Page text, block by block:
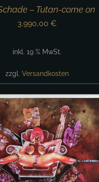
– Tutan-come on
3.990,00 €
inkl. 19 % MwSt.
zzgl. Versandkosten
DEN WARENKORB / DETAILS